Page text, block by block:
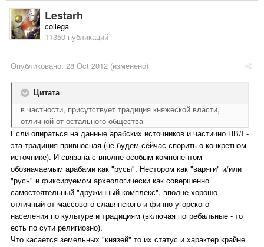
Lestarh
collega
11350 публикаций
Опубликовано: 28 Oct 2012 (изменено)
Цитата
в частности, присутствует традиция княжеской власти,
отличной от остального общества
Если опираться на данные арабских источников и частично ПВЛ -
эта традиция привносная (не будем сейчас спорить о конкретном
источнике). И связана с вполне особым компонентом
обозначаемым арабами как "русы", Нестором как "варяги" и/или
"русь" и фиксируемом археологически как совершенно
самостоятельный "дружинный комплекс", вполне хорошо
отличный от массового славянского и финно-угорского
населения по культуре и традициям (включая погребальные - то
есть по сути религиозно).
Что касается земельных "князей" то их статус и характер крайне